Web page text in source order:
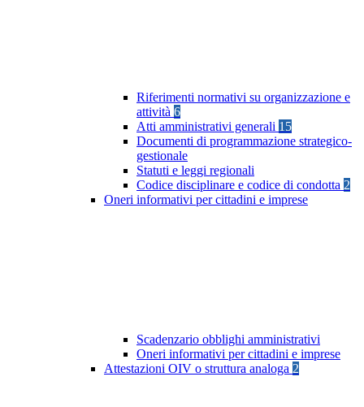
Riferimenti normativi su organizzazione e
attività 6
Atti amministrativi generali 15
Documenti di programmazione strategico-
gestionale
Statuti e leggi regionali
Codice disciplinare e codice di condotta 2
Oneri informativi per cittadini e imprese
Scadenzario obblighi amministrativi
Oneri informativi per cittadini e imprese
Attestazioni OIV o struttura analoga 2